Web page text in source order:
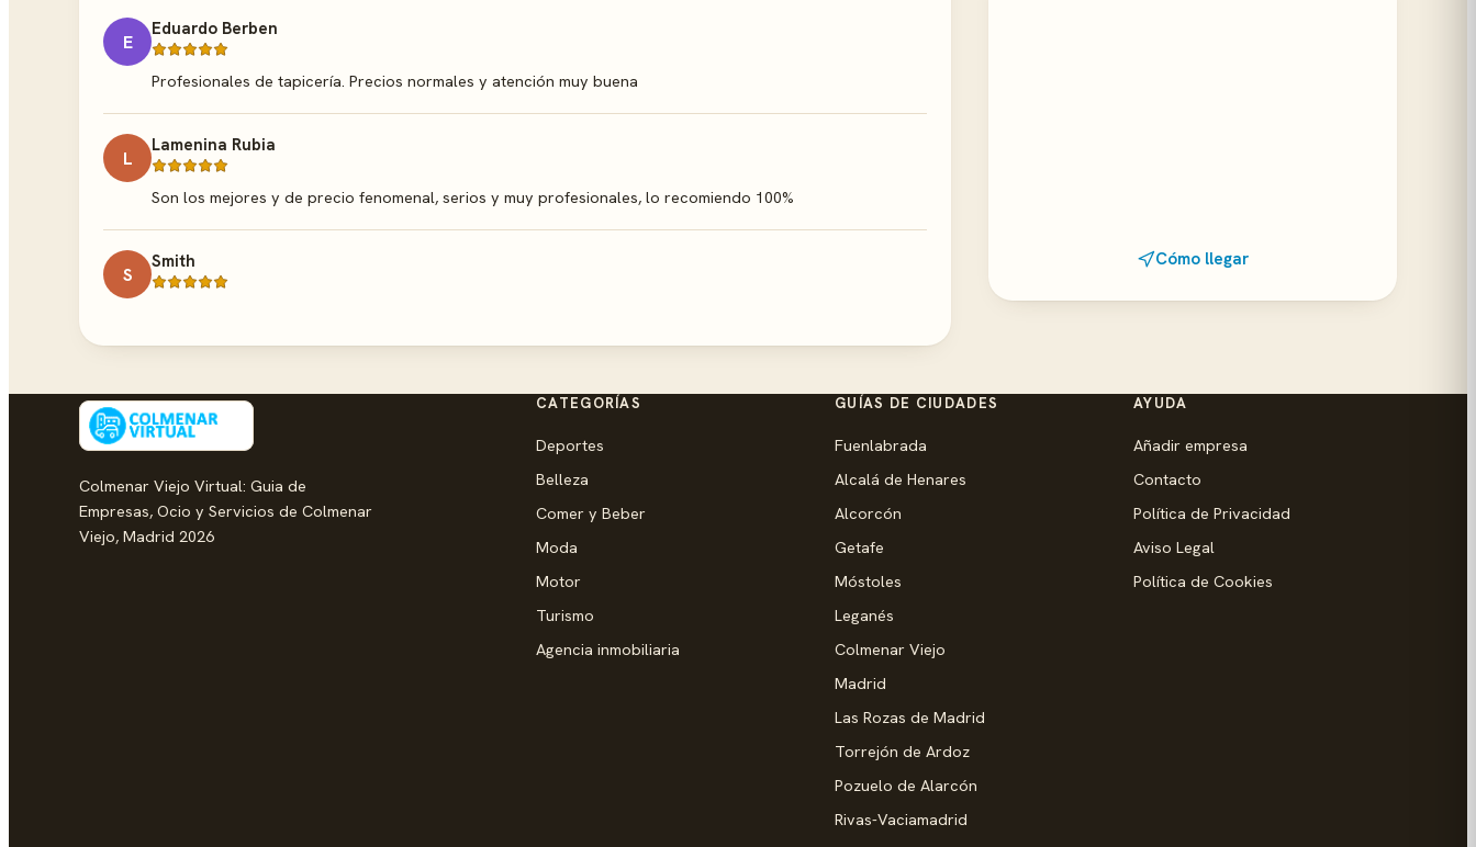
E
Eduardo Berben
Profesionales de tapicería. Precios normales y atención muy buena
L
Lamenina Rubia
Son los mejores y de precio fenomenal, serios y muy profesionales, lo recomiendo 100%
S
Smith Cómo llegar
Colmenar Viejo Virtual: Guia de
Empresas, Ocio y Servicios de Colmenar
Viejo, Madrid 2026
CATEGORÍAS
Deportes
Belleza
Comer y Beber
Moda
Motor
Turismo
Agencia inmobiliaria
GUÍAS DE CIUDADES
Fuenlabrada
Alcalá de Henares
Alcorcón
Getafe
Móstoles
Leganés
Colmenar Viejo
Madrid
Las Rozas de Madrid
Torrejón de Ardoz
Pozuelo de Alarcón
Rivas-Vaciamadrid
AYUDA
Añadir empresa
Contacto
Política de Privacidad
Aviso Legal
Política de Cookies